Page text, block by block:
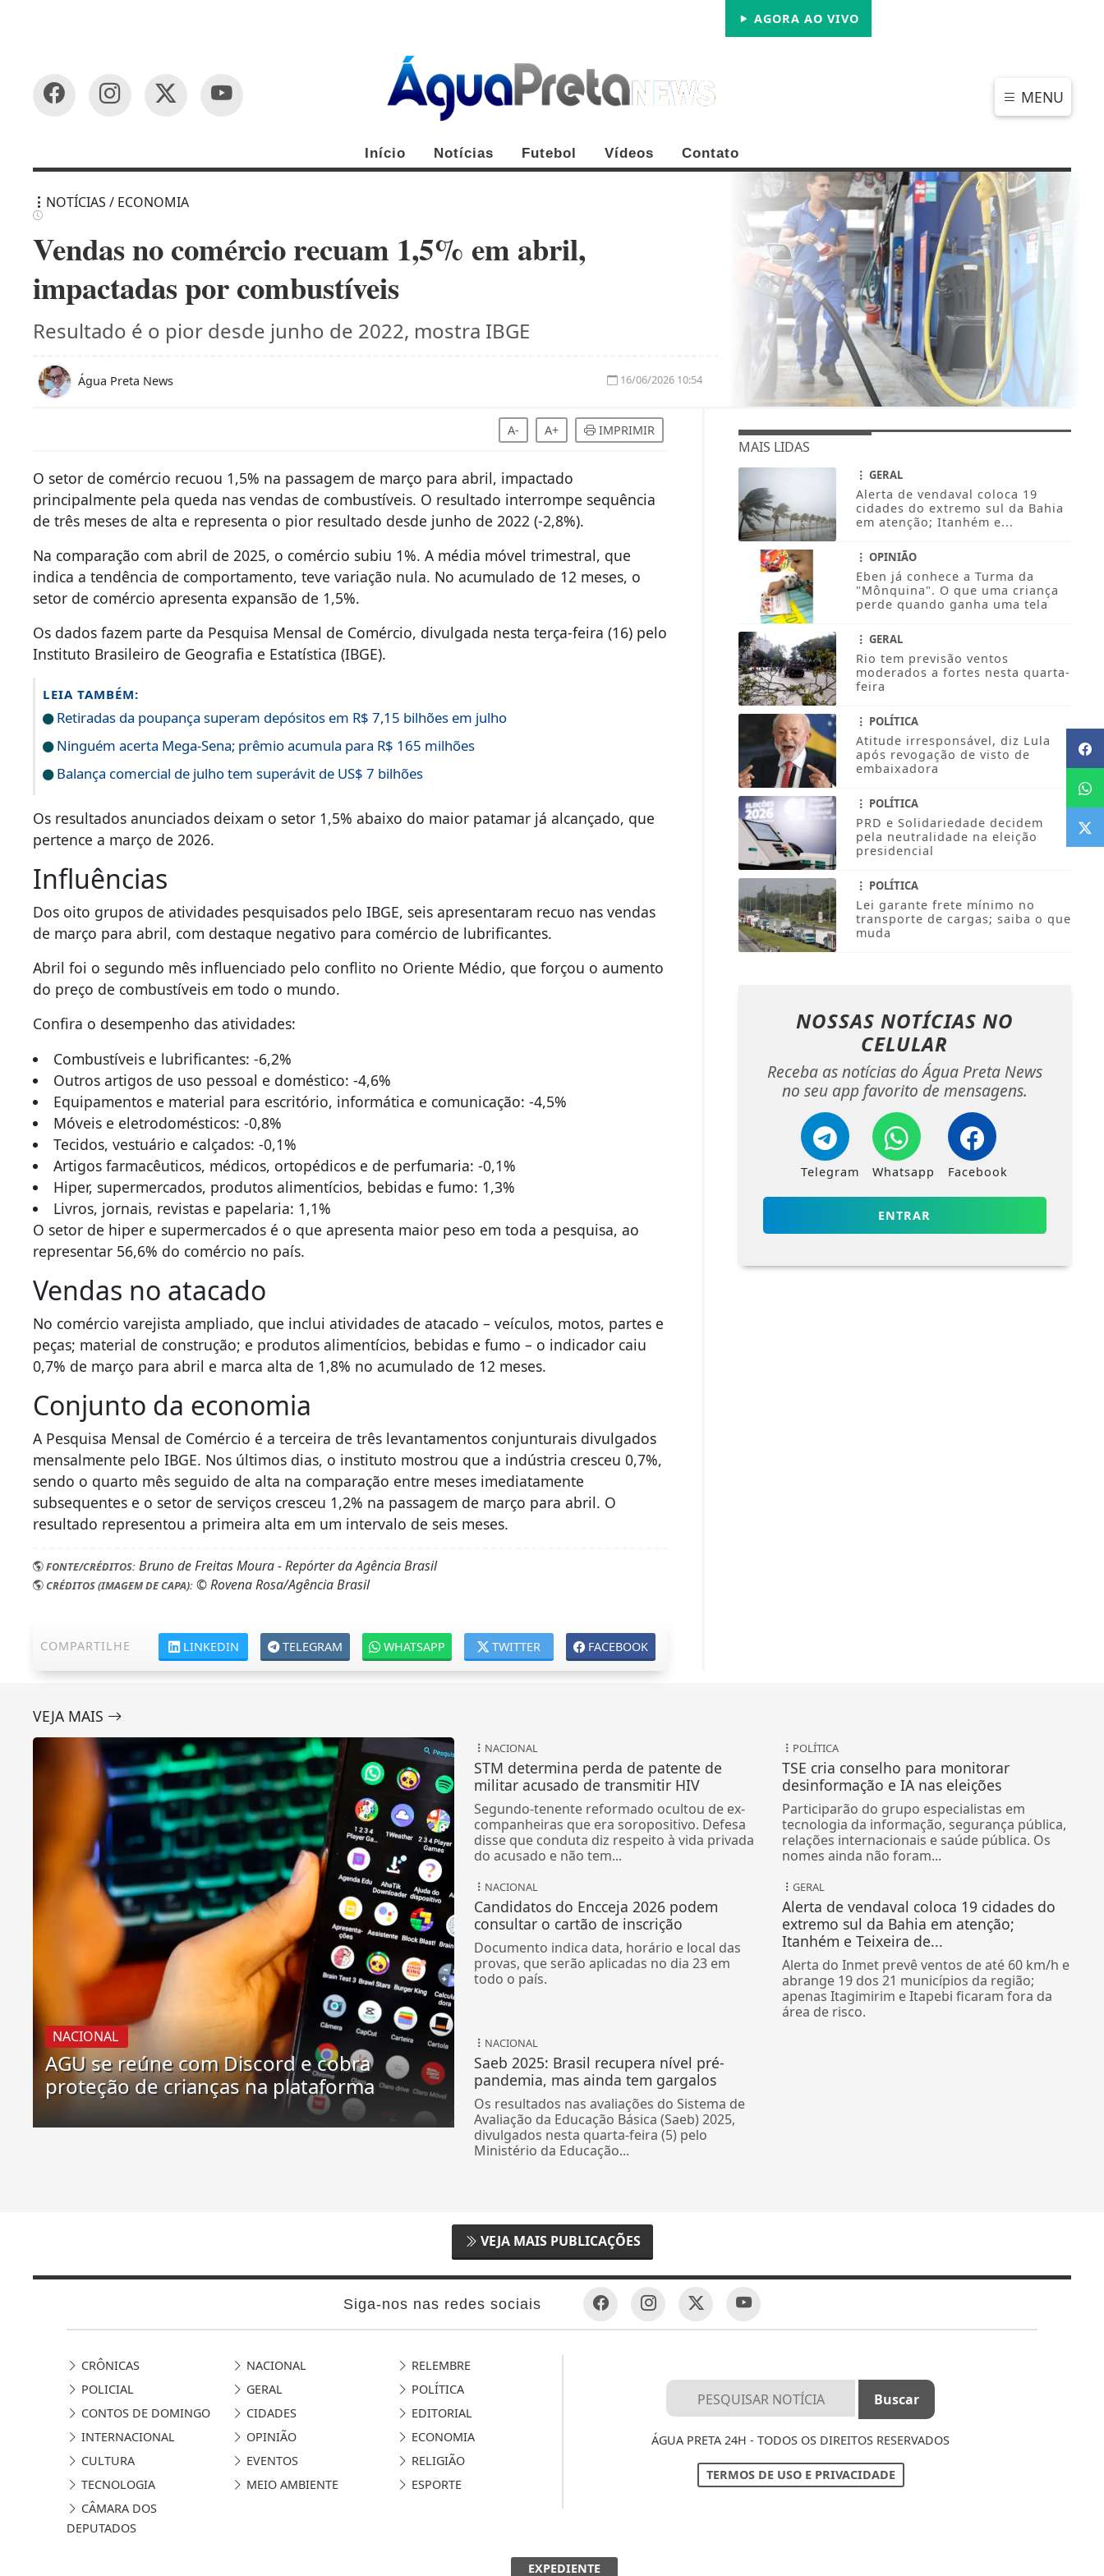
AGORA AO VIVO
MENU
Início Notícias Futebol Vídeos Contato
NOTÍCIAS / ECONOMIA
Vendas no comércio recuam 1,5% em abril,
impactadas por combustíveis
Resultado é o pior desde junho de 2022, mostra IBGE
Água Preta News 16/06/2026 10:54
A- A+ IMPRIMIR
O setor de comércio recuou 1,5% na passagem de março para abril, impactado
principalmente pela queda nas vendas de combustíveis. O resultado interrompe sequência
de três meses de alta e representa o pior resultado desde junho de 2022 (-2,8%).
Na comparação com abril de 2025, o comércio subiu 1%. A média móvel trimestral, que
indica a tendência de comportamento, teve variação nula. No acumulado de 12 meses, o
setor de comércio apresenta expansão de 1,5%.
Os dados fazem parte da Pesquisa Mensal de Comércio, divulgada nesta terça-feira (16) pelo
Instituto Brasileiro de Geografia e Estatística (IBGE).
LEIA TAMBÉM:
Retiradas da poupança superam depósitos em R$ 7,15 bilhões em julho
Ninguém acerta Mega-Sena; prêmio acumula para R$ 165 milhões
Balança comercial de julho tem superávit de US$ 7 bilhões
Os resultados anunciados deixam o setor 1,5% abaixo do maior patamar já alcançado, que
pertence a março de 2026.
Influências
Dos oito grupos de atividades pesquisados pelo IBGE, seis apresentaram recuo nas vendas
de março para abril, com destaque negativo para comércio de lubrificantes.
Abril foi o segundo mês influenciado pelo conflito no Oriente Médio, que forçou o aumento
do preço de combustíveis em todo o mundo.
Confira o desempenho das atividades:
Combustíveis e lubrificantes: -6,2%
Outros artigos de uso pessoal e doméstico: -4,6%
Equipamentos e material para escritório, informática e comunicação: -4,5%
Móveis e eletrodomésticos: -0,8%
Tecidos, vestuário e calçados: -0,1%
Artigos farmacêuticos, médicos, ortopédicos e de perfumaria: -0,1%
Hiper, supermercados, produtos alimentícios, bebidas e fumo: 1,3%
Livros, jornais, revistas e papelaria: 1,1%
O setor de hiper e supermercados é o que apresenta maior peso em toda a pesquisa, ao
representar 56,6% do comércio no país.
Vendas no atacado
No comércio varejista ampliado, que inclui atividades de atacado – veículos, motos, partes e
peças; material de construção; e produtos alimentícios, bebidas e fumo – o indicador caiu
0,7% de março para abril e marca alta de 1,8% no acumulado de 12 meses.
Conjunto da economia
A Pesquisa Mensal de Comércio é a terceira de três levantamentos conjunturais divulgados
mensalmente pelo IBGE. Nos últimos dias, o instituto mostrou que a indústria cresceu 0,7%,
sendo o quarto mês seguido de alta na comparação entre meses imediatamente
subsequentes e o setor de serviços cresceu 1,2% na passagem de março para abril. O
resultado representou a primeira alta em um intervalo de seis meses.
FONTE/CRÉDITOS: Bruno de Freitas Moura - Repórter da Agência Brasil
CRÉDITOS (IMAGEM DE CAPA): © Rovena Rosa/Agência Brasil
COMPARTILHE FACEBOOK
TWITTER
WHATSAPP
TELEGRAM
LINKEDIN
MAIS LIDAS
GERAL
Alerta de vendaval coloca 19
cidades do extremo sul da Bahia
em atenção; Itanhém e...
OPINIÃO
Eben já conhece a Turma da
"Mônquina". O que uma criança
perde quando ganha uma tela
GERAL
Rio tem previsão ventos
moderados a fortes nesta quarta-
feira
POLÍTICA
Atitude irresponsável, diz Lula
após revogação de visto de
embaixadora
POLÍTICA
PRD e Solidariedade decidem
pela neutralidade na eleição
presidencial
POLÍTICA
Lei garante frete mínimo no
transporte de cargas; saiba o que
muda
NOSSAS NOTÍCIAS NO
CELULAR
Receba as notícias do Água Preta News
no seu app favorito de mensagens.
Telegram Whatsapp Facebook
ENTRAR
VEJA MAIS
NACIONAL
AGU se reúne com Discord e cobra
proteção de crianças na plataforma
NACIONAL
STM determina perda de patente de
militar acusado de transmitir HIV
Segundo-tenente reformado ocultou de ex-
companheiras que era soropositivo. Defesa
disse que conduta diz respeito à vida privada
do acusado e não tem...
POLÍTICA
TSE cria conselho para monitorar
desinformação e IA nas eleições
Participarão do grupo especialistas em
tecnologia da informação, segurança pública,
relações internacionais e saúde pública. Os
nomes ainda não foram...
NACIONAL
Candidatos do Encceja 2026 podem
consultar o cartão de inscrição
Documento indica data, horário e local das
provas, que serão aplicadas no dia 23 em
todo o país.
GERAL
Alerta de vendaval coloca 19 cidades do
extremo sul da Bahia em atenção;
Itanhém e Teixeira de...
Alerta do Inmet prevê ventos de até 60 km/h e
abrange 19 dos 21 municípios da região;
apenas Itagimirim e Itapebi ficaram fora da
área de risco.
NACIONAL
Saeb 2025: Brasil recupera nível pré-
pandemia, mas ainda tem gargalos
Os resultados nas avaliações do Sistema de
Avaliação da Educação Básica (Saeb) 2025,
divulgados nesta quarta-feira (5) pelo
Ministério da Educação...
VEJA MAIS PUBLICAÇÕES
Siga-nos nas redes sociais
CRÔNICAS NACIONAL
RELEMBRE
POLICIAL
GERAL
POLÍTICA
CONTOS DE DOMINGO
CIDADES
EDITORIAL
INTERNACIONAL
OPINIÃO
ECONOMIA
CULTURA
EVENTOS
RELIGIÃO
TECNOLOGIA
MEIO AMBIENTE
ESPORTE
CÂMARA DOS
DEPUTADOS
ÁGUA PRETA 24H - TODOS OS DIREITOS RESERVADOS
TERMOS DE USO E PRIVACIDADE
EXPEDIENTE